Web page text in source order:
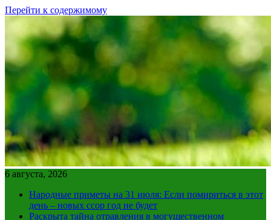
Перейти к содержимому
6 августа, 2026
Народные приметы на 31 июля: Если помириться в этот
день – новых ссор год не будет
Раскрыта тайна отравления в могущественном